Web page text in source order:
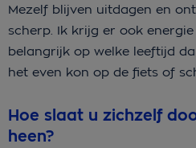
Mezelf blijven uitdagen en
scherp. Ik krijg er ook
belangrijk op welke leeftijd
het even kon op de fiets of
Hoe slaat u zichzelf
heen?